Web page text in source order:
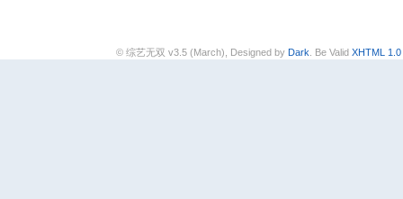
© 综艺无双 v3.5 (March), Designed by Dark . Be Valid XHTML